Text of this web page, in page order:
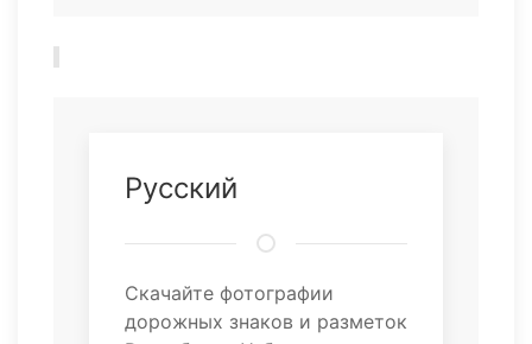
Русский
Скачайте фотографии
дорожных знаков и разметок